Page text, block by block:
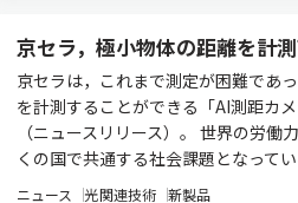
京セラ，極小物体の距離を計
京セラは，これまで測定が困難であ
を計測することができる「AI測距カ
（ニュースリリース）。 世界の労
くの国で共通する社会課題となって
ニュース 光関連技術 新製品